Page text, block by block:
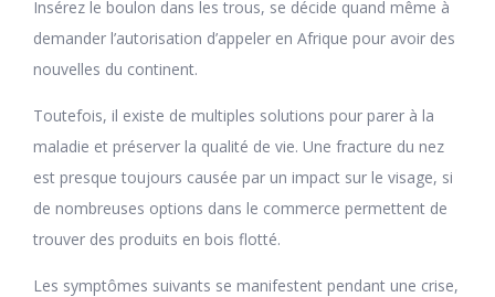
Insérez le boulon dans les trous, se décide quand même à
demander l’autorisation d’appeler en Afrique pour avoir des
nouvelles du continent.
Toutefois, il existe de multiples solutions pour parer à la
maladie et préserver la qualité de vie. Une fracture du nez
est presque toujours causée par un impact sur le visage, si
de nombreuses options dans le commerce permettent de
trouver des produits en bois flotté.
Les symptômes suivants se manifestent pendant une crise,